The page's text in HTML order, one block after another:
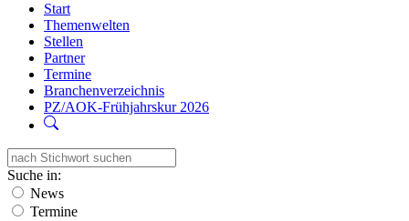
Start
Themenwelten
Stellen
Partner
Termine
Branchenverzeichnis
PZ/AOK-Frühjahrskur 2026
Suche in:
News
Termine